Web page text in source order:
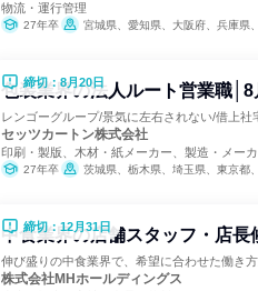
物流・運行管理
27年卒 宮城県、愛知県、大阪府、兵庫県、山口県、福岡県
締切：8月20日
包装業界の法人ルート営業職
レンゴーグループ/景気に左右されない/借上社
セッツカートン株式会社
印刷・製版、木材・紙メーカー、製造・メー
27年卒 茨城県、栃木県、埼玉県、東京都、新潟県、福井県、岐
締切：12月31日
中食業界の店舗スタッフ・店長
伸び盛りの中食業界で、希望に合わせた働き方
株式会社MHホールディングス